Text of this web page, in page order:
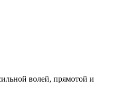
волей, прямотой и